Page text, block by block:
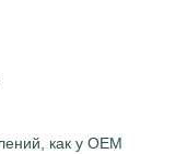
как у OEM